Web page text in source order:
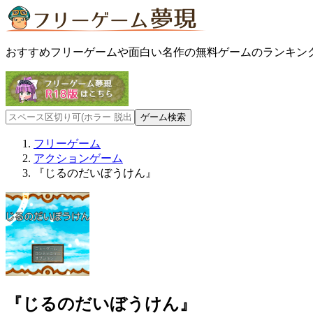
おすすめフリーゲームや面白い名作の無料ゲームのランキン
フリーゲーム
アクションゲーム
『じるのだいぼうけん』
『じるのだいぼうけん』